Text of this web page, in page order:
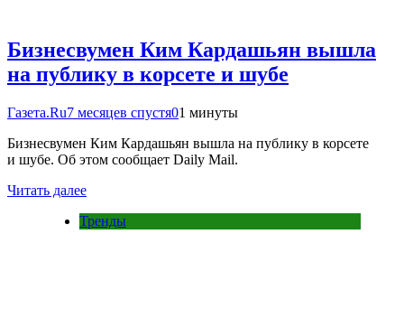
Бизнесвумен Ким Кардашьян вышла
на публику в корсете и шубе
Газета.Ru7 месяцев спустя01 минуты
Бизнесвумен Ким Кардашьян вышла на публику в корсете
и шубе. Об этом сообщает Dailу Mail.
Читать далее
Тренды